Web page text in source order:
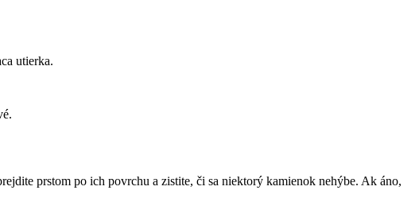
utierka.
prstom po ich povrchu a zistite, či sa niektorý kamienok nehýbe. Ak áno,